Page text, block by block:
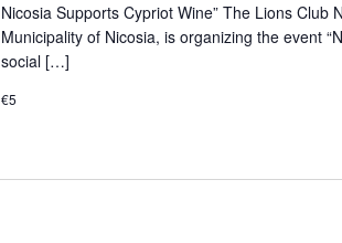
Nicosia Supports Cypriot Wine” The Lions Club
Municipality of Nicosia, is organizing the event
social […]
€5